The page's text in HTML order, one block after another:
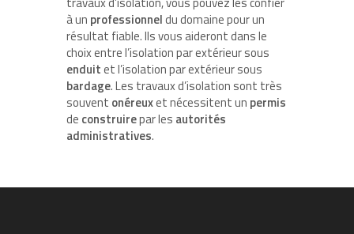
à un professionneldu domaine pour un
résultat fiable. Ils vous aideront dans le
choix entre l’isolation par extérieur sous
enduitet l’isolation par extérieur sous
bardage. Les travaux d’isolation sont très
souvent onéreuxet nécessitent un permis
de construirepar les autorités
administratives.